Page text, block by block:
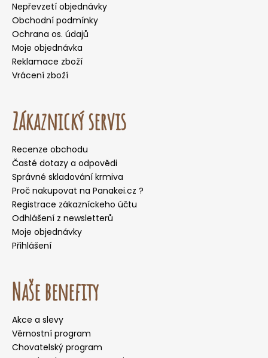
Nepřevzetí objednávky
Obchodní podmínky
Ochrana os. údajů
Moje objednávka
Reklamace zboží
Vrácení zboží
Zákaznický servis
Recenze obchodu
Časté dotazy a odpovědi
Správné skladování krmiva
Proč nakupovat na Panakei.cz ?
Registrace zákazníckeho účtu
Odhlášení z newsletterů
Moje objednávky
Přihlášení
Naše benefity
Akce a slevy
Věrnostní program
Chovatelský program